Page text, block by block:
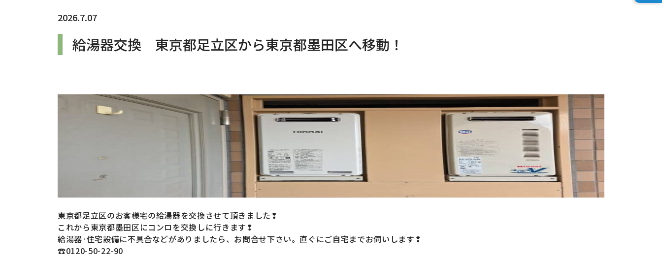
2026.7.07
給湯器交換 東京都足立区から東京都墨田区へ移動！
東京都足立区のお客様宅の給湯器を交換させて頂きました❢
これから東京都墨田区にコンロを交換しに行きます❢
給湯器·住宅設備に不具合などがありましたら、お問合せ下さい。直ぐにご自宅までお伺いします❢
☎0120-50-22-90